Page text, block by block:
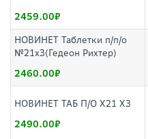
2459.00
НОВИНЕТ Таблетки п/п/о
№21х3(Гедеон Рихтер)
2460.00
НОВИНЕТ ТАБ П/О Х21 Х3
2490.00